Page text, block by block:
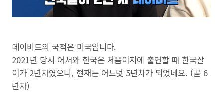
데이비드의 국적은 미국입니다.
2021년 당시 어서와 한국은 처음이지에 출연할 때 한국살
이가 2년차였으니, 현재는 어느덧 5년차가 되었네요. (곧 6
년차)